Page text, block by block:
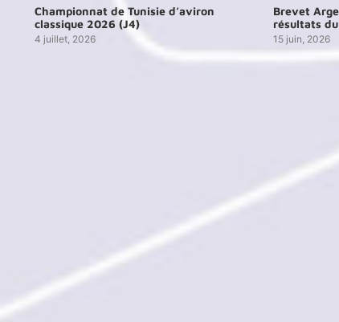
Championnat de Tunisie d’aviron
classique 2026 (J4)
4 juillet, 2026
Brevet
résultats
15 juin, 2026